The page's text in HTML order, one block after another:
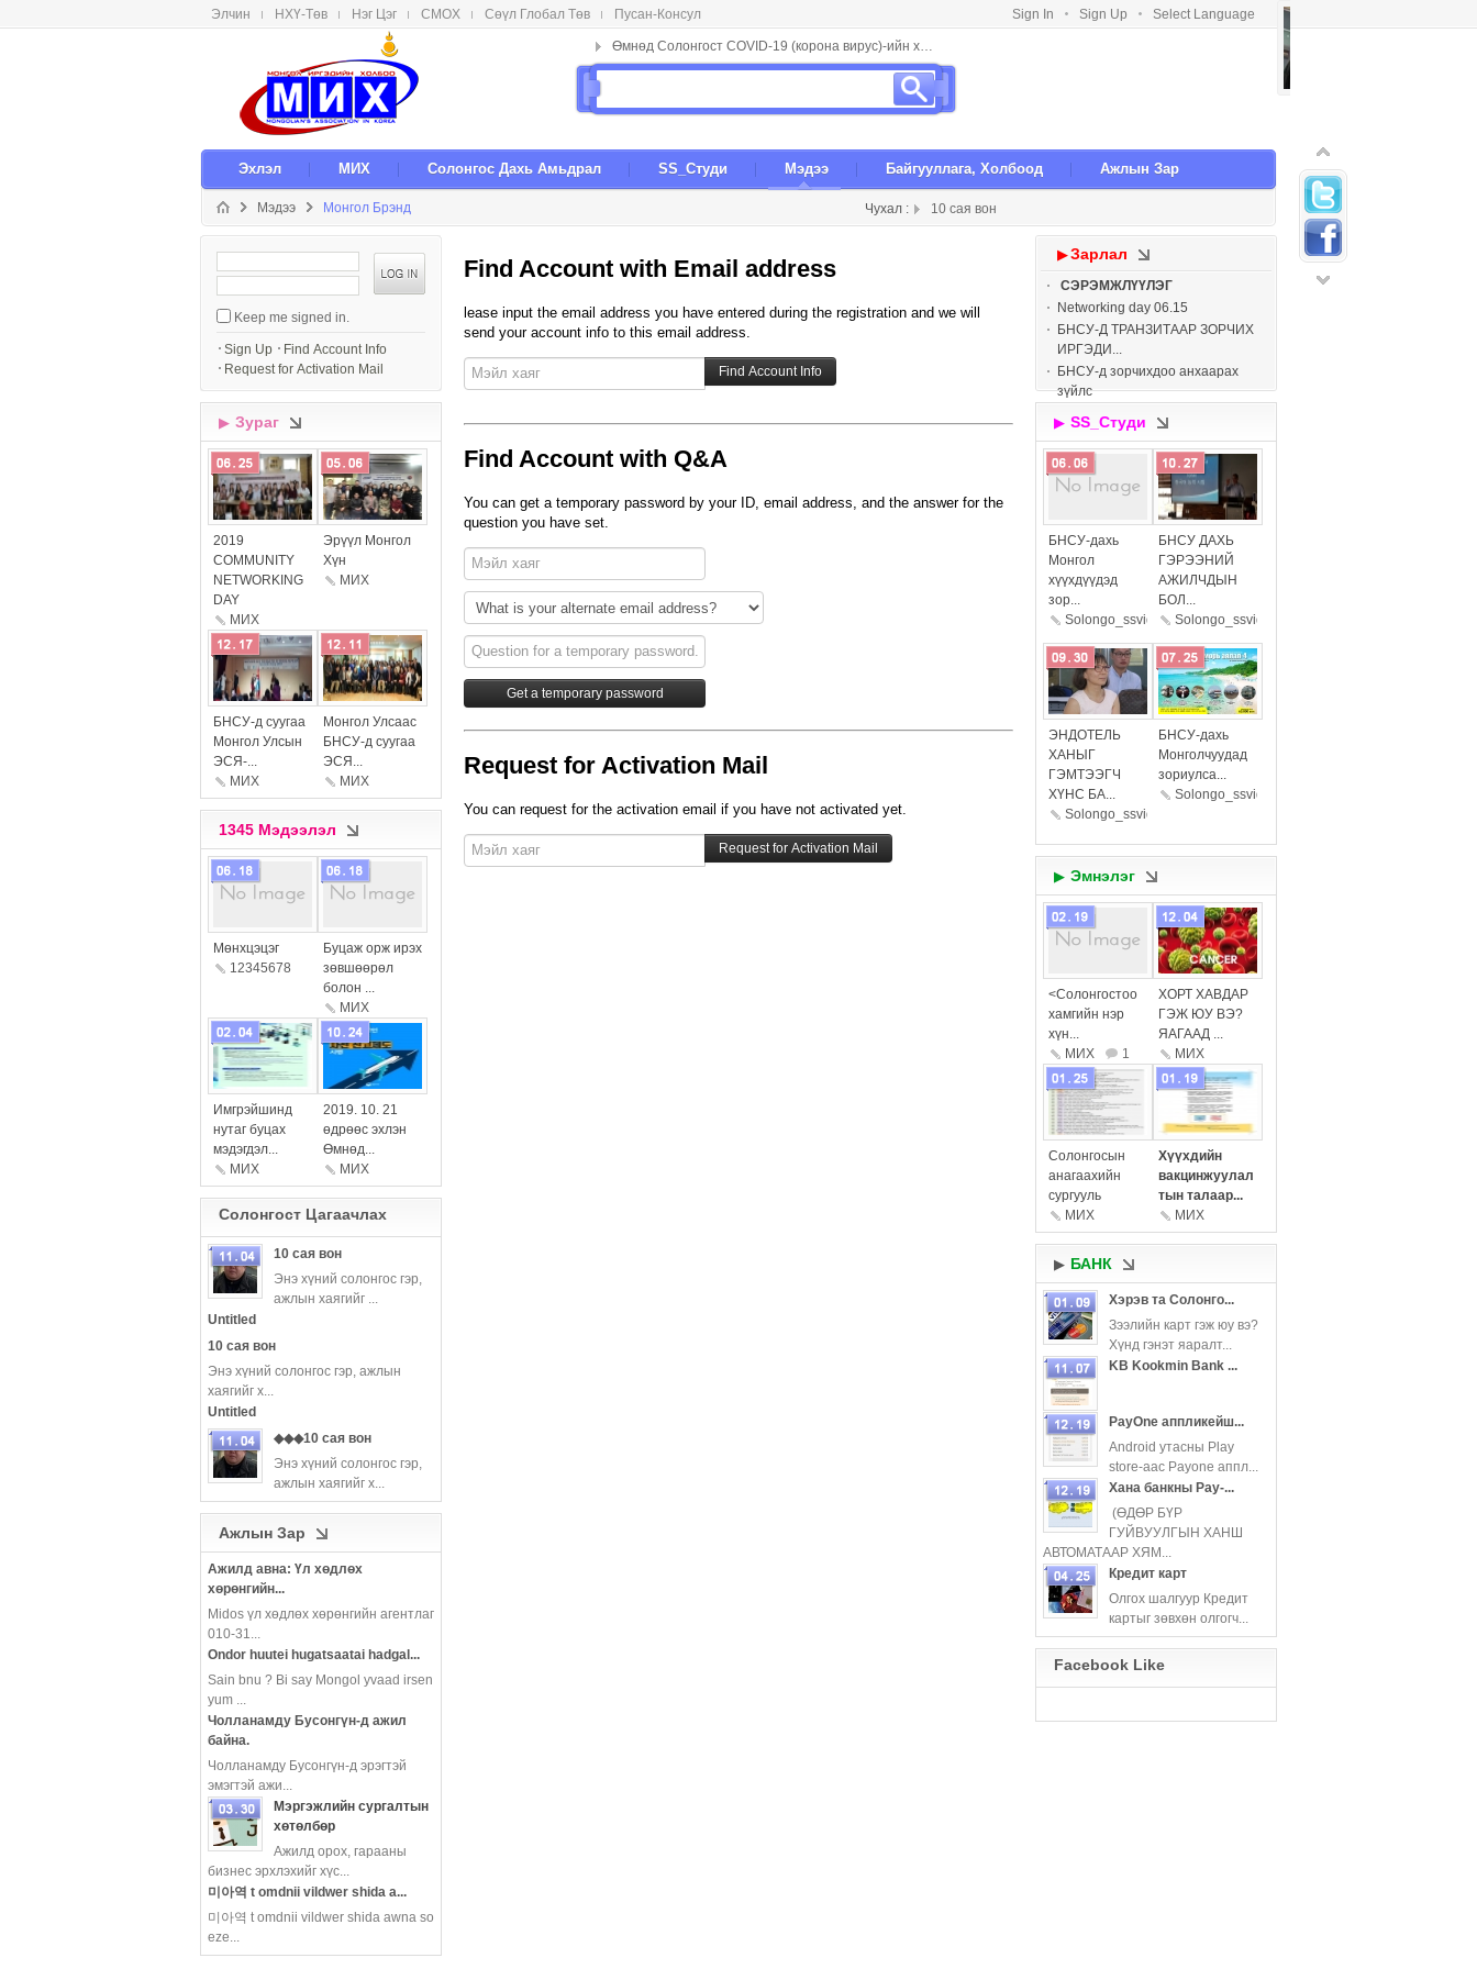
Элчин НХҮ-Төв Нэг Цэг СМОX Сөүл Глобал Төв Пусан-Консул Sign In Sign Up Select Language
Эxлэл МИX Солонгос Даxь Амьдрал SS_Студи Мэдээ Байгууллага, Холбоод Ажлын Зар
Өмнөд Солонгост COVID-19 (корона вирус)-ийн халдвар бүхий хүний тоо 556 болов.
Мэдээ Монгол Брэнд Чухал : 10 сая вон
i
n
n
Keep me signed in.
Sign Up
Find Account Info
Request for Activation Mail
▶ Зураг
more
2019
COMMUNITY
NETWORKING
DAY
МИX
more
Эрүүл Монгол
Хүн
МИX
more
БНСУ-д суугаа
Монгол Улсын
ЭСЯ-...
МИX
more
Монгол Улсаас
БНСУ-д суугаа
ЭСЯ...
МИX
1345 Мэдээлэл
more
Мөнхцэцэг
12345678
more
Буцаж орж ирэх
зөвшөөрөл
болон ...
МИX
more
Имгрэйшинд
нутаг буцах
мэдэгдэл...
МИХ
more
2019. 10. 21
өдрөөс эхлэн
Өмнөд...
МИX
Солонгост Цагаачлаx
more
10 сая вон
Энэ хүний ​​солонгос гэр,
ажлын хаягийг ...
Untitled
10 сая вон
Энэ хүний ​​солонгос гэр, ажлын
хаягийг х...
Untitled
more
◆◆◆10 сая вон
Энэ хүний ​​солонгос гэр,
ажлын хаягийг х...
Ажлын Зар
Ажилд авна: Үл хөдлөх
хөрөнгийн...
Midos үл хөдлөх хөрөнгийн агентлаг
010-31...
Ondor huutei hugatsaatai hadgal...
Sain bnu ? Bi say Mongol yvaad irsen
yum ...
Чолланамду Бусонгүн-д ажил
байна.
Чолланамду Бусонгүн-д эрэгтэй
эмэгтэй ажи...
more
Мэргэжлийн сургалтын
хөтөлбөр
Ажилд орох, гарааны
бизнес эрхлэхийг хүс...
미아역 t omdnii vildwer shida a...
미아역 t omdnii vildwer shida awna so
eze...
Find Account with Email address
lease input the email address you have entered during the registration and we will
send your account info to this email address.
Find Account with Q&A
You can get a temporary password by your ID, email address, and the answer for the
question you have set.
Request for Activation Mail
You can request for the activation email if you have not activated yet.
▶Зарлал
СЭРЭМЖЛҮҮЛЭГ
Networking day 06.15
БНСУ-Д ТРАНЗИТААР ЗОРЧИХ
ИРГЭДИ...
БНСУ-д зорчихдоо анхаарах
зүйлс
БНСУ-ЫН КАНВӨН МУЖИД
ОРШИН СУУГ...
▶ SS_Студи
more
БНСУ-дахь
Монгол
хүүхдүүдэд
зор...
Solongo_ssvideostudio
more
БНСУ ДАХЬ
ГЭРЭЭНИЙ
АЖИЛЧДЫН
БОЛ...
Solongo_ssvideostudio
more
ЭНДОТЕЛЬ
ХАНЫГ
ГЭМТЭЭГЧ
ХҮНС БА...
Solongo_ssvideostudio
more
БНСУ-дахь
Монголчуудад
зориулса...
Solongo_ssvideostudio
▶ Эмнэлэг
more
<Солонгостоо
хамгийн нэр
хүн...
МИX
1
more
ХОРТ ХАВДАР
ГЭЖ ЮУ ВЭ?
ЯАГААД ...
МИX
more
Солонгосын
анагаахийн
сургууль
МИX
more
Хүүхдийн
вакцинжуулал
тын талаар...
МИX
▶ БАНК
more
Хэрэв та Солонго...
Зээлийн карт гэж юу вэ?
Хүнд гэнэт яаралт...
more
KB Kookmin Bank ...
more
PayOne аппликейш...
Android утасны Play
store-аас Payone аппл...
more
Хана банкны Pay-...
(ӨДӨР БҮР
ГУЙВУУЛГЫН ХАНШ
АВТОМАТААР ХЯМ...
more
Кредит карт
Олгох шалгуур Кредит
картыг зөвхөн олгогч...
Facebook Like